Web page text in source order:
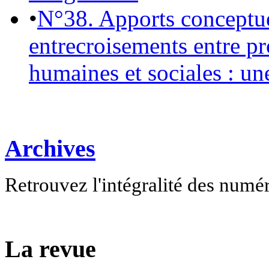
•N°38. Apports
entrecroisements entre
humaines et sociales :
Archives
Retrouvez l'intégralité des
La revue